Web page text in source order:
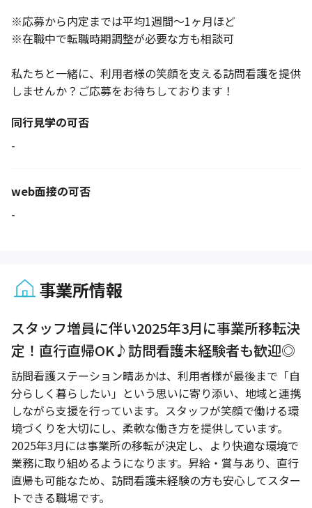
※応募から内定までは平均1週間～1ヶ月ほど
※在職中で転職時期調整が必要な方も相談可
私たちと一緒に、利用者様の笑顔を支える訪問看護を提供
しませんか？ご応募をお待ちしております！
同行見学の可否
-
web面接の可否
-
事業所情報
スタッフ増員に伴い2025年3月に事業所移転決
定！直行直帰OK♪訪問看護未経験者も歓迎◎
訪問看護ステーション晴あかは、利用者様が最後まで「自
分らしく暮らしたい」という思いに寄り添い、地域と連携
しながら支援を行っています。スタッフが笑顔で働ける環
境づくりを大切にし、柔軟な働き方を提供しています。
2025年3月には事業所の移転が決定し、より快適な環境で
業務に取り組めるようになります。昇給・賞与あり、直行
直帰も可能なため、訪問看護未経験の方も安心してスター
トできる職場です。